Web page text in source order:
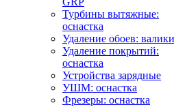
Турбины вытяжные:
оснастка
Удаление обоев: валики
Удаление покрытий:
оснастка
Устройства зарядные
УШМ: оснастка
Фрезеры: оснастка